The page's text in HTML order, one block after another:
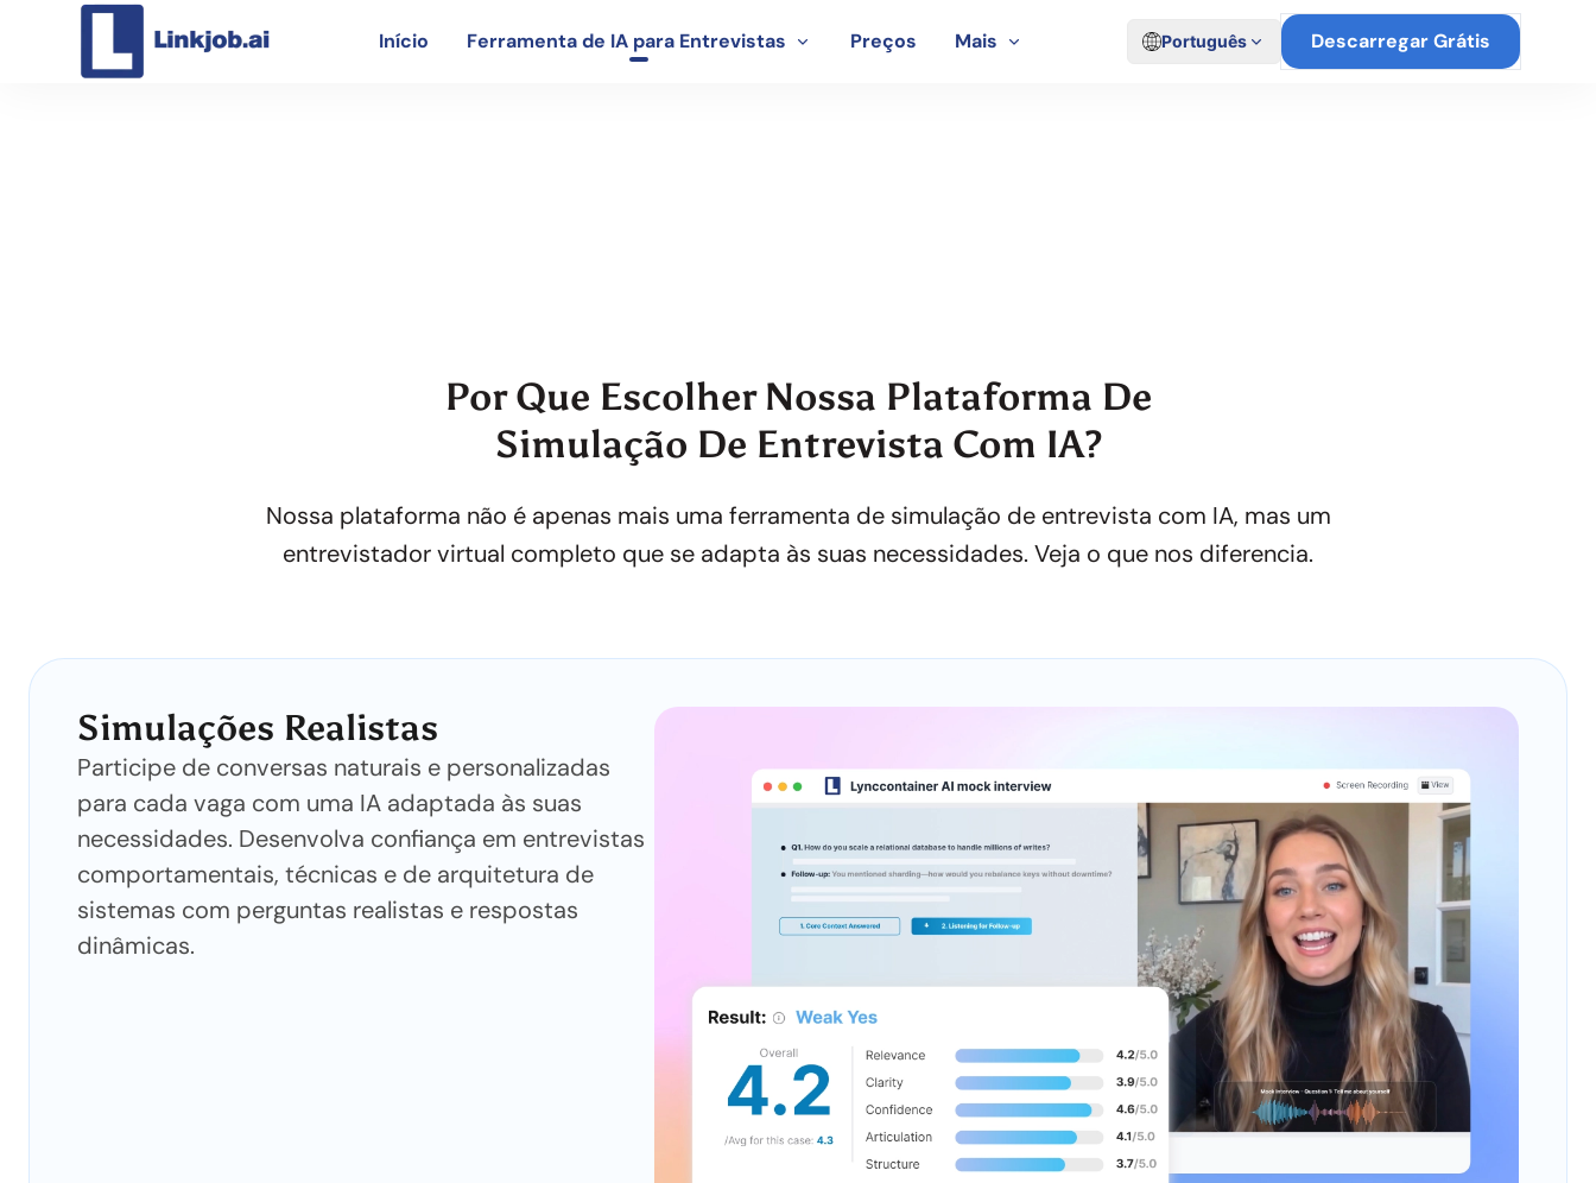
Início Ferramenta de IA para Entrevistas Preços Mais Português Descarregar Grátis
Por Que Escolher Nossa Plataforma De
Simulação De Entrevista Com IA?
Nossa plataforma não é apenas mais uma ferramenta de simulação de entrevista com IA, mas um
entrevistador virtual completo que se adapta às suas necessidades. Veja o que nos diferencia.
Simulações Realistas
Participe de conversas naturais e personalizadas
para cada vaga com uma IA adaptada às suas
necessidades. Desenvolva confiança em entrevistas
comportamentais, técnicas e de arquitetura de
sistemas com perguntas realistas e respostas
dinâmicas.